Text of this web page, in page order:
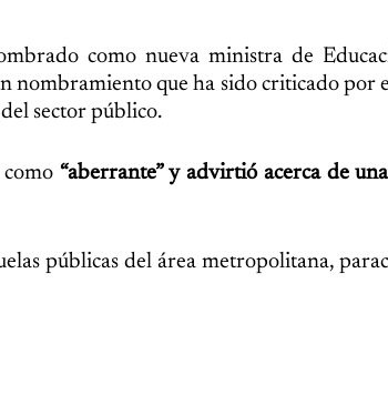
como nueva ministra de
nombramiento que ha sido criticado por
sector público.
“aberrante” y advirtió acerca de
públicas del área metropolitana,